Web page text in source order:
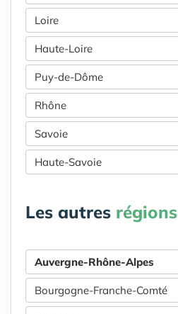
Loire
Haute-Loire
Puy-de-Dôme
Rhône
Savoie
Haute-Savoie
Les autres régions
Auvergne-Rhône-Alpes
Bourgogne-Franche-Comté